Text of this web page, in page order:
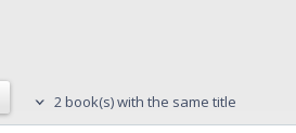
2 book(s) with the same title